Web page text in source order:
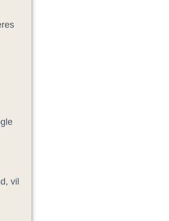
vil